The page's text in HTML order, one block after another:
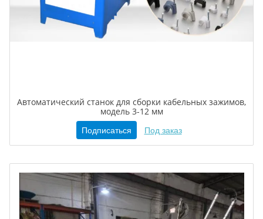
Автоматический станок для сборки кабельных зажимов,
модель 3-12 мм
Подписаться Под заказ